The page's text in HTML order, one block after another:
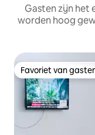
Gasten zijn het
worden hoog
Favoriet van
Favoriet van